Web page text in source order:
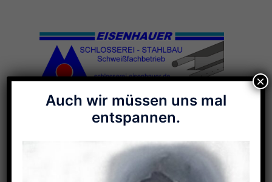
Menü
umschalten
Auch wir müssen uns mal
entspannen.
×